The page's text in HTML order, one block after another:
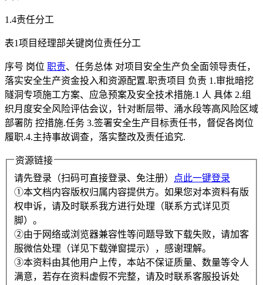
1.4责任分工
表1项目经理部关键岗位责任分工
序号 岗位 职责、任务总体 对项目安全生产负全面领导责任，
落实安全生产资金投入和资源配置.职责项目 负责 1.审批暗挖
隧洞专项施工方案、应急预案及安全技术措施.1 人 具体 2.组
织月度安全风险评估会议，针对断层带、涌水段等高风险区域
部署防 控措施.任务 3.签署安全生产目标责任书，督促各岗位
履职.4.主持事故调查，落实整改及责任追究.
资源链接
请先登录（扫码可直接登录、免注册）
点此一键登录
①本文档内容版权归属内容提供方。如果您对本资料有版
权申诉，请及时联系我方进行处理（联系方式详见页
脚）。
②由于网络或浏览器兼容性等问题导致下载失败，请加客
服微信处理（详见下载弹窗提示），感谢理解。
③本资料由其他用户上传，本站不保证质量、数量等令人
满意，若存在资料虚假不完整，请及时联系客服投诉处